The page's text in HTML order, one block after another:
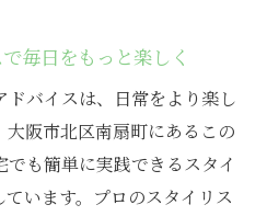
働く魅力
りが成長するためのサポ
キルを高めるチャンス
毎日をもっと楽しく
バイスは、日常をより楽し
阪市北区南扇町にあるこの
も簡単に実践できるスタイ
います。プロのスタイリス